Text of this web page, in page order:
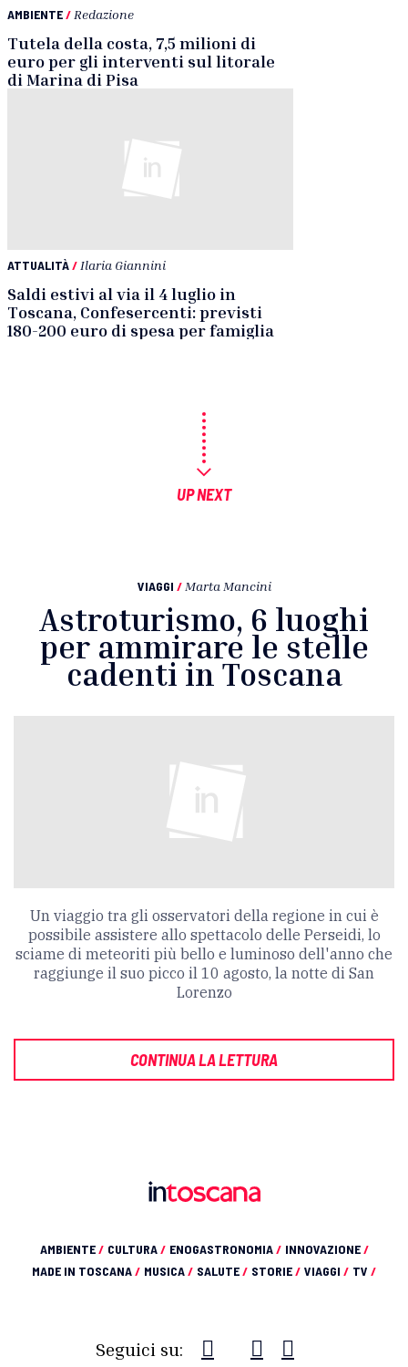
AMBIENTE/ Redazione
Tutela della costa, 7,5 milioni di
euro per gli interventi sul litorale
di Marina di Pisa
ATTUALITÀ/ Ilaria Giannini
Saldi estivi al via il 4 luglio in
Toscana, Confesercenti: previsti
180-200 euro di spesa per famiglia
UP NEXT
VIAGGI / Marta Mancini
Astroturismo, 6 luoghi
per ammirare le stelle
cadenti in Toscana
Un viaggio tra gli osservatori della regione in cui è
possibile assistere allo spettacolo delle Perseidi, lo
sciame di meteoriti più bello e luminoso dell'anno che
raggiunge il suo picco il 10 agosto, la notte di San
Lorenzo
CONTINUA LA LETTURA
AMBIENTE/ CULTURA/ ENOGASTRONOMIA/ INNOVAZIONE/
MADE IN TOSCANA/ MUSICA/ SALUTE/ STORIE/ VIAGGI / TV /
Seguici su: